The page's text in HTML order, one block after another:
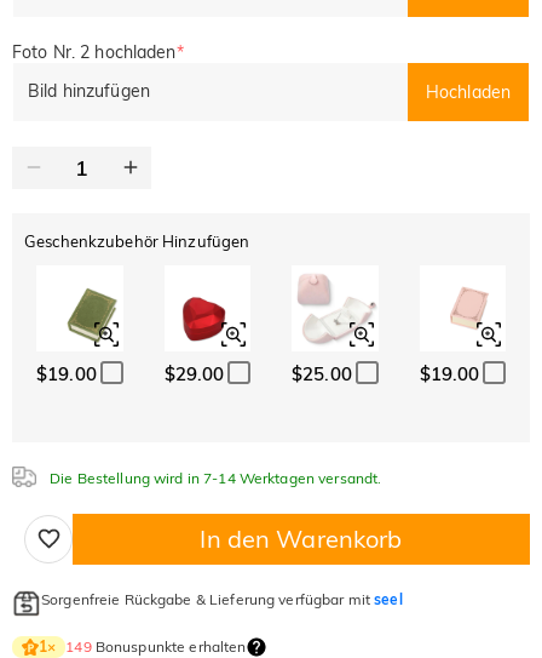
Foto Nr. 2 hochladen*
Bild hinzufügen
Hochladen
Geschenkzubehör Hinzufügen
$19.00 $29.00 $25.00 $19.00
Die Bestellung wird in 7-14 Werktagen versandt.
In den Warenkorb
Sorgenfreie Rückgabe & Lieferung verfügbar mitseel
1× 149Bonuspunkte erhalten